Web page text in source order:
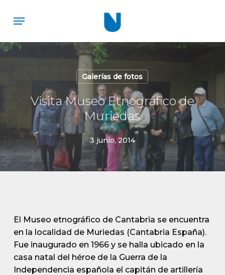
content
Menu
Galerías de fotos
Visita Museo Etnográfico de
Muriedas
3 junio, 2014
El Museo etnográfico de Cantabria se encuentra
en la localidad de Muriedas (Cantabria España).
Fue inaugurado en 1966 y se halla ubicado en la
casa natal del héroe de la Guerra de la
Independencia española el capitán de artillería